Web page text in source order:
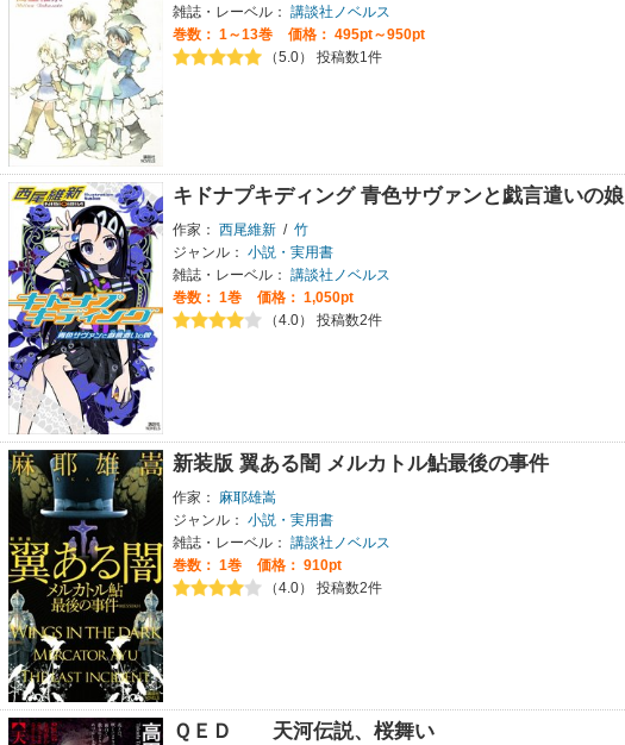
雑誌・レーベル： 講談社ノベルス
巻数： 1～13巻
価格： 495pt～950pt
（5.0） 投稿数1件
キドナプキディング 青色サヴァンと戯言遣いの娘
作家： 西尾維新 / 竹
ジャンル： 小説・実用書
雑誌・レーベル： 講談社ノベルス
巻数： 1巻
価格： 1,050pt
（4.0） 投稿数2件
新装版 翼ある闇 メルカトル鮎最後の事件
作家：
麻耶雄嵩
ジャンル： 小説・実用書
雑誌・レーベル： 講談社ノベルス
巻数： 1巻
価格： 910pt
（4.0） 投稿数2件
ＱＥＤ 天河伝説、桜舞い